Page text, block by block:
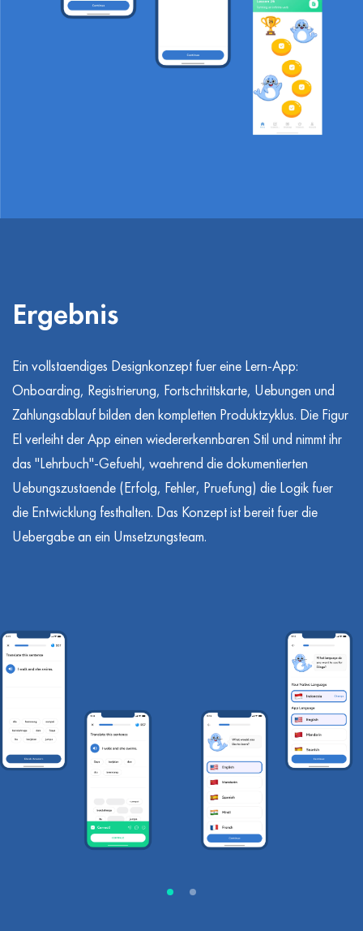
Ergebnis
Ein vollstaendiges Designkonzept fuer eine Lern-App:
Onboarding, Registrierung, Fortschrittskarte, Uebungen und
Zahlungsablauf bilden den kompletten Produktzyklus. Die Figur
El verleiht der App einen wiedererkennbaren Stil und nimmt ihr
das "Lehrbuch"-Gefuehl, waehrend die dokumentierten
Uebungszustaende (Erfolg, Fehler, Pruefung) die Logik fuer
die Entwicklung festhalten. Das Konzept ist bereit fuer die
Uebergabe an ein Umsetzungsteam.